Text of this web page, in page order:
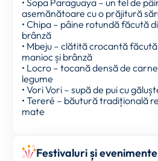
asemănătoare cu o prăjitură
• Chipa – pâine rotundă făcută
brânză
• Mbeju – clătită crocantă
manioc și brânză
• Locro – tocană densă de
legume
• Vori Vori – supă de pui cu
• Tereré – băutură tradițională
mate
Festivaluri și evenimente